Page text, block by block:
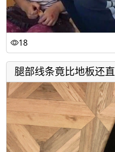
18
腿部线条竟比地板还直